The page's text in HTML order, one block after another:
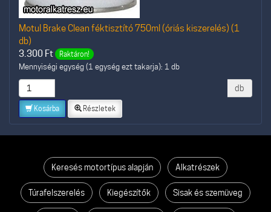
Motul Brake Clean féktisztító 750ml (óriás kiszerelés) (1
db)
3.300 Ft Raktáron!
Mennyiségi egység (1 egység ezt takarja): 1 db
db
Kosárba Részletek
Keresés motortípus alapján Alkatrészek
Túrafelszerelés Kiegészítők Sisak és szemüveg